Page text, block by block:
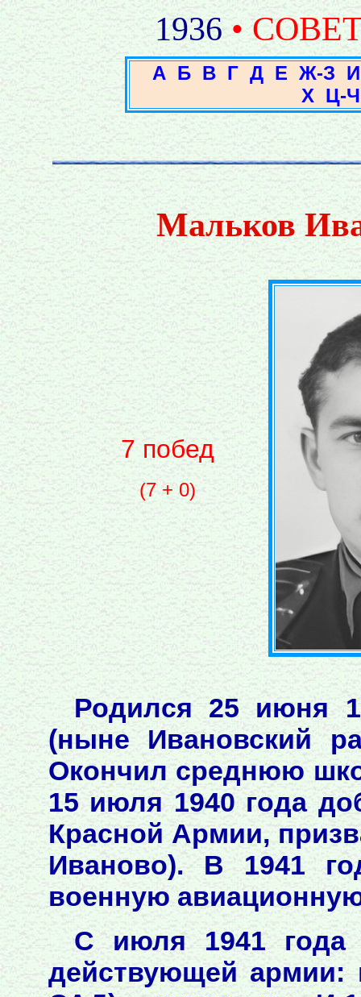
1936 •
А Б В Г Д Е Ж-З И
Х Ц-Ч
Мальков
7 побед
(7 + 0)
Родился 25 июня
(ныне Ивановский
Окончил среднюю
15 июля 1940 года
Красной Армии,
Иваново). В 1941
военную
С июля 1941
действующей армии: